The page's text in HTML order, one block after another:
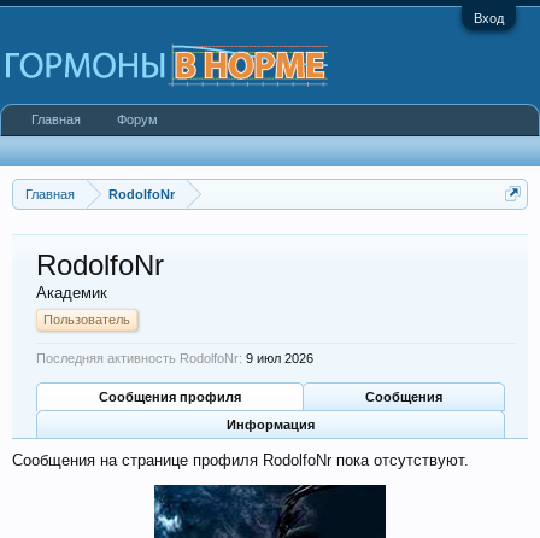
Вход
Главная RodolfoNr
RodolfoNr
Академик
Пользователь
Последняя активность RodolfoNr: 9 июл 2026
Сообщения профиля
Сообщения
Информация
Сообщения на странице профиля RodolfoNr пока отсутствуют.
Главная Форум